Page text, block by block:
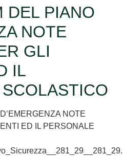
DEL PIANO
NOTE
GLI
IL
NOTE
ED IL PERSONALE